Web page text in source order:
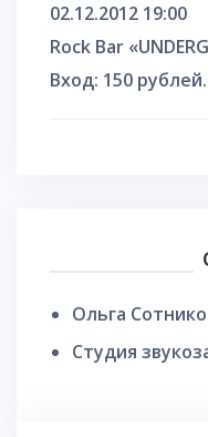
02.12.2012 19:00
Rock Bar
Вход: 150 рублей.
Ольга
Студия